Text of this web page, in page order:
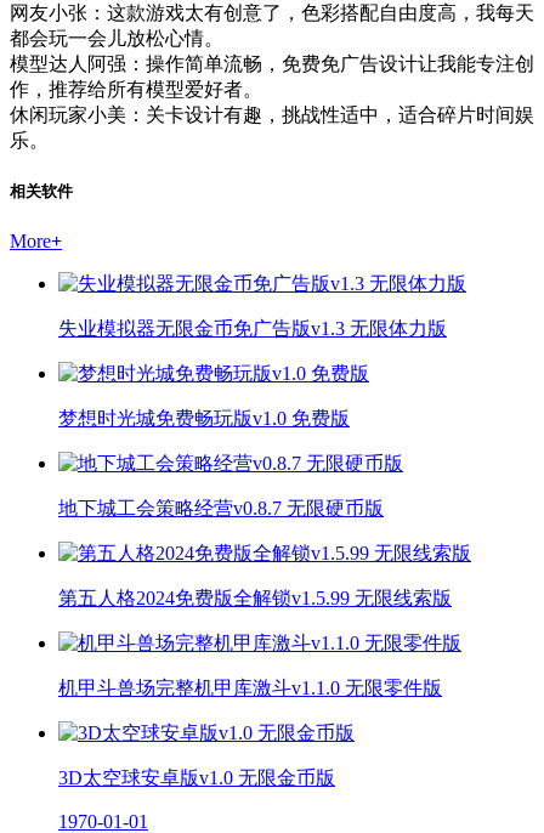
网友小张：这款游戏太有创意了，色彩搭配自由度高，我每天
都会玩一会儿放松心情。
模型达人阿强：操作简单流畅，免费免广告设计让我能专注创
作，推荐给所有模型爱好者。
休闲玩家小美：关卡设计有趣，挑战性适中，适合碎片时间娱
乐。
相关软件
More+
失业模拟器无限金币免广告版v1.3 无限体力版
梦想时光城免费畅玩版v1.0 免费版
地下城工会策略经营v0.8.7 无限硬币版
第五人格2024免费版全解锁v1.5.99 无限线索版
机甲斗兽场完整机甲库激斗v1.1.0 无限零件版
3D太空球安卓版v1.0 无限金币版
1970-01-01